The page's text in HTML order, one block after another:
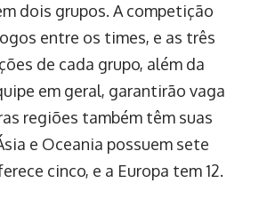
dois grupos. A competição
entre os times, e as três
de cada grupo, além da
em geral, garantirão vaga
regiões também têm suas
e Oceania possuem sete
cinco, e a Europa tem 12.